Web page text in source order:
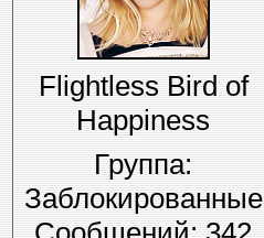
Flightless Bird of
Happiness
Группа:
Заблокированные